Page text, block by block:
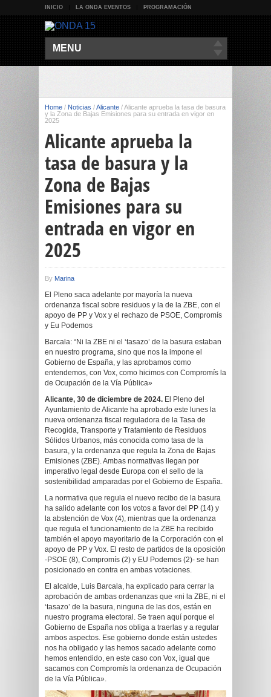
INICIO LA ONDA EVENTOS PROGRAMACIÓN
MENU
Home / Noticias /Alicante /Alicante aprueba la tasa de basura
y la Zona de Bajas Emisiones para su entrada en vigor en
2025
Alicante aprueba la
tasa de basura y la
Zona de Bajas
Emisiones para su
entrada en vigor en
2025
By Marina
El Pleno saca adelante por mayoría la nueva
ordenanza fiscal sobre residuos y la de la ZBE, con el
apoyo de PP y Vox y el rechazo de PSOE, Compromís
y Eu Podemos
Barcala: “Ni la ZBE ni el ‘tasazo’ de la basura estaban
en nuestro programa, sino que nos la impone el
Gobierno de España, y las aprobamos como
entendemos, con Vox, como hicimos con Compromís la
de Ocupación de la Vía Pública»
Alicante, 30 de diciembre de 2024. El Pleno del
Ayuntamiento de Alicante ha aprobado este lunes la
nueva ordenanza fiscal reguladora de la Tasa de
Recogida, Transporte y Tratamiento de Residuos
Sólidos Urbanos, más conocida como tasa de la
basura, y la ordenanza que regula la Zona de Bajas
Emisiones (ZBE). Ambas normativas llegan por
imperativo legal desde Europa con el sello de la
sostenibilidad amparadas por el Gobierno de España.
La normativa que regula el nuevo recibo de la basura
ha salido adelante con los votos a favor del PP (14) y
la abstención de Vox (4), mientras que la ordenanza
que regula el funcionamiento de la ZBE ha recibido
también el apoyo mayoritario de la Corporación con el
apoyo de PP y Vox. El resto de partidos de la oposición
-PSOE (8), Compromís (2) y EU Podemos (2)- se han
posicionado en contra en ambas votaciones.
El alcalde, Luis Barcala, ha explicado para cerrar la
aprobación de ambas ordenanzas que «ni la ZBE, ni el
‘tasazo’ de la basura, ninguna de las dos, están en
nuestro programa electoral. Se traen aquí porque el
Gobierno de España nos obliga a traerlas y a regular
ambos aspectos. Ese gobierno donde están ustedes
nos ha obligado y las hemos sacado adelante como
hemos entendido, en este caso con Vox, igual que
sacamos con Compromís la ordenanza de Ocupación
de la Vía Pública».